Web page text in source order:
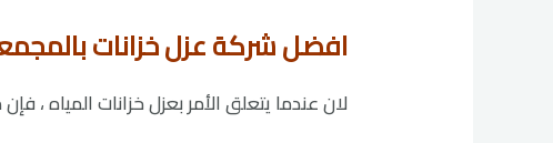
افضل شركة عزل خزانات بالمجمعة
لان عندما يتعلق الأمر بعزل خزانات المياه ،